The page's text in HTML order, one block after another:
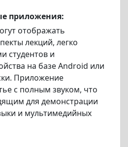
приложения:
отображать
лекций, легко
студентов и
на базе Android или
Приложение
с полным звуком, что
для демонстрации
и мультимедийных